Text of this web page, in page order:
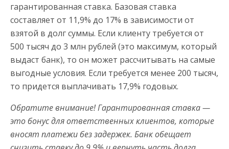
гарантированная ставка. Базовая ставка
составляет от 11,9% до 17% в зависимости от
взятой в долг суммы. Если клиенту требуется от
500 тысяч до 3 млн рублей (это максимум, который
выдаст банк), то он может рассчитывать на самые
выгодные условия. Если требуется менее 200 тысяч,
то придется выплачивать 17,9% годовых.
Обратите внимание! Гарантированная ставка —
это бонус для ответственных клиентов, которые
вносят платежи без задержек. Банк обещает